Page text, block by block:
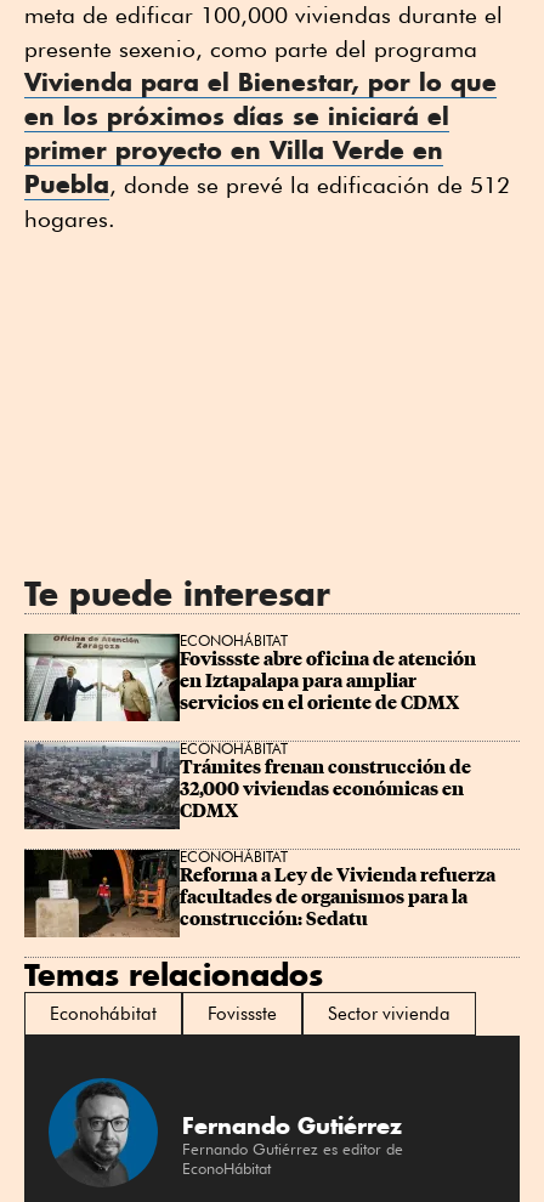
meta de edificar 100,000 viviendas durante el
presente sexenio, como parte del programa
Vivienda para el Bienestar, por lo que
en los próximos días se iniciará el
primer proyecto en Villa Verde en
Puebla, donde se prevé la edificación de 512
hogares.
Te puede interesar
ECONOHÁBITAT
Fovissste abre oficina de atención
en Iztapalapa para ampliar
servicios en el oriente de CDMX
ECONOHÁBITAT
Trámites frenan construcción de
32,000 viviendas económicas en
CDMX
ECONOHÁBITAT
Reforma a Ley de Vivienda refuerza
facultades de organismos para la
construcción: Sedatu
Temas relacionados
Econohábitat Fovissste Sector vivienda
Fernando Gutiérrez
Fernando Gutiérrez es editor de
EconoHábitat